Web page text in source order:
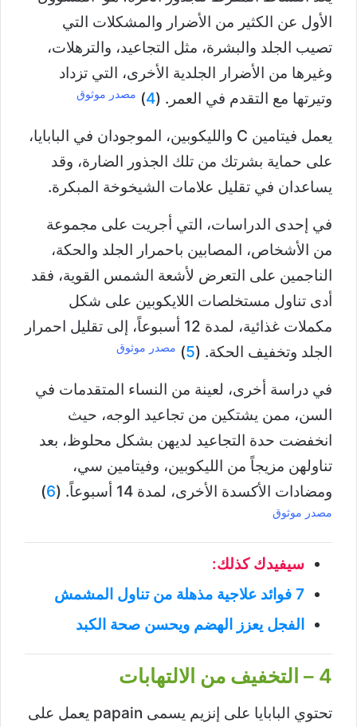
الأول عن الكثير من الأضرار والمشكلات التي
تصيب الجلد والبشرة، مثل التجاعيد، والترهلات،
وغيرها من الأضرار الجلدية الأخرى، التي تزداد
وتيرتها مع التقدم في العمر. (4
) مصدر موثوق
يعمل فيتامين C والليكوبين، الموجودان في البابايا،
على حماية بشرتك من تلك الجذور الضارة، وقد
يساعدان في تقليل علامات الشيخوخة المبكرة.
في إحدى الدراسات، التي أجريت على مجموعة
من الأشخاص، المصابين باحمرار الجلد والحكة،
الناجمين على التعرض لأشعة الشمس القوية، فقد
أدى تناول مستخلصات اللايكوبين على شكل
مكملات غذائية، لمدة 12 أسبوعاً، إلى تقليل احمرار
الجلد وتخفيف الحكة. (5
) مصدر موثوق
في دراسة أخرى، لعينة من النساء المتقدمات في
السن، ممن يشتكين من تجاعيد الوجه، حيث
انخفضت حدة التجاعيد لديهن بشكل محلوظ، بعد
تناولهن مزيجاً من الليكوبين، وفيتامين سي،
ومضادات الأكسدة الأخرى، لمدة 14 أسبوعاً. (
6
)
مصدر موثوق
سيفيدك كذلك:
7 فوائد علاجية مذهلة من تناول المشمش
الفجل يعزز الهضم ويحسن صحة الكبد
4 – التخفيف من الالتهابات
تحتوي البابايا على إنزيم يسمى papain يعمل على